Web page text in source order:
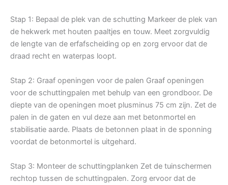
Stap 1: Bepaal de plek van de schutting Markeer de plek van
de hekwerk met houten paaltjes en touw. Meet zorgvuldig
de lengte van de erfafscheiding op en zorg ervoor dat de
draad recht en waterpas loopt.
Stap 2: Graaf openingen voor de palen Graaf openingen
voor de schuttingpalen met behulp van een grondboor. De
diepte van de openingen moet plusminus 75 cm zijn. Zet de
palen in de gaten en vul deze aan met betonmortel en
stabilisatie aarde. Plaats de betonnen plaat in de sponning
voordat de betonmortel is uitgehard.
Stap 3: Monteer de schuttingplanken Zet de tuinschermen
rechtop tussen de schuttingpalen. Zorg ervoor dat de